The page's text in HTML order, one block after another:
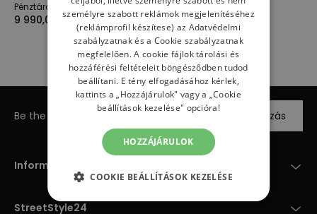
Pénztárcák
9 990,00 Ft
Be the first to know about new arrivals Feliratkozás
Információk
StreetStyle24
személyre szabott reklámok megjelenítéséhez
(reklámprofil készítese) az Adatvédelmi
szabályzatnakés a Cookie szabályzatnak
megfelelően. A cookie fájlok tárolási és
hozzáférési feltételeit böngésződben tudod
beállítani. E tény elfogadásához kérlek,
kattints a „Hozzájárulok" vagy a „Cookie
beállítások kezelése" opcióra!
HOZZÁJÁRULOK
COOKIE BEÁLLÍTÁSOK KEZELÉSE